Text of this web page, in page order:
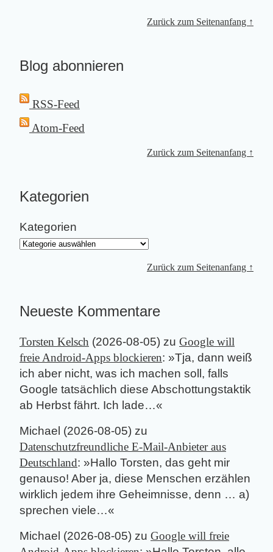
Zurück zum Seitenanfang ↑
Blog abonnieren
RSS-Feed
Atom-Feed
Zurück zum Seitenanfang ↑
Kategorien
Kategorien
Zurück zum Seitenanfang ↑
Neueste Kommentare
Torsten Kelsch (2026-08-05) zu Google will
freie Android-Apps blockieren: »Tja, dann weiß
ich aber nicht, was ich machen soll, falls
Google tatsächlich diese Abschottungstaktik
ab Herbst fährt. Ich lade…«
Michael (2026-08-05) zu
Datenschutzfreundliche E-Mail-Anbieter aus
Deutschland: »Hallo Torsten, das geht mir
genauso! Aber ja, diese Menschen erzählen
wirklich jedem ihre Geheimnisse, denn … a)
sprechen viele…«
Michael (2026-08-05) zu Google will freie